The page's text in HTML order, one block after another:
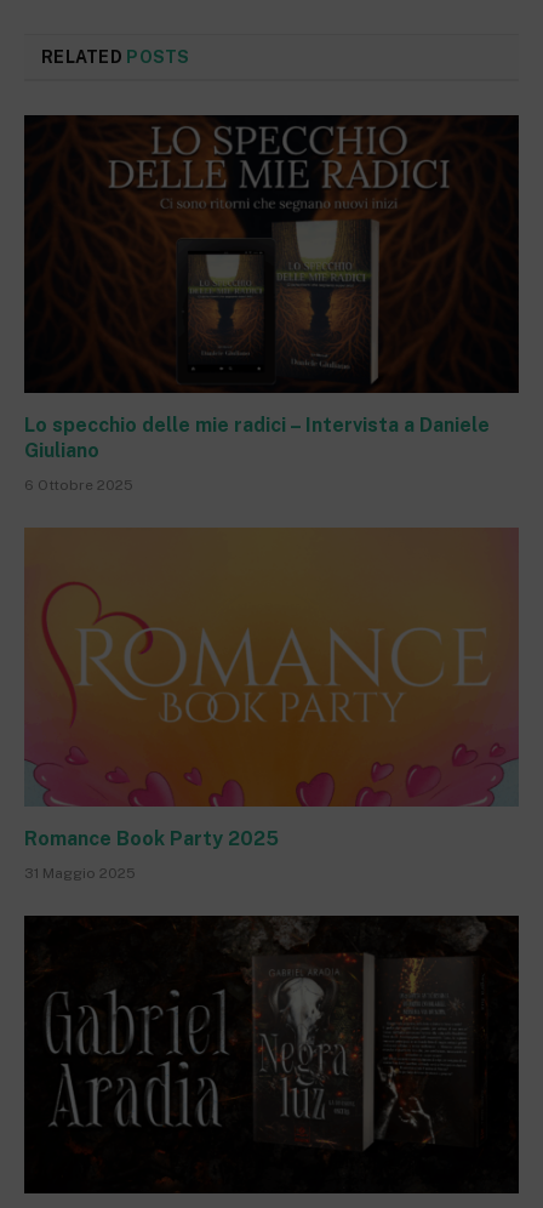
RELATED POSTS
Lo specchio delle mie radici – Intervista a Daniele
Giuliano
6 Ottobre 2025
Romance Book Party 2025
31 Maggio 2025